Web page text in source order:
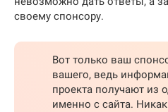
своему спонсору.
Вот только ваш
вашего, ведь
проекта получают из
именно с сайта.